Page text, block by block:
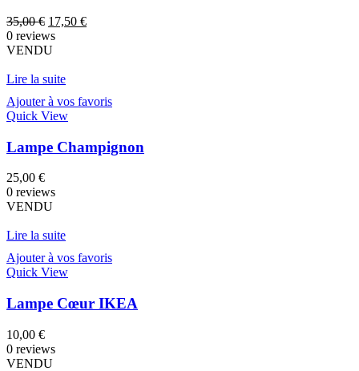
35,00€ Le
prix
initial
35,00 €.
17,50 €Le
0 reviews
VENDU
Lire la suite
Ajouter à vos favoris
Quick View
Lampe Champignon
25,00 €
0 reviews
VENDU
Lire la suite
Ajouter à vos favoris
Quick View
Lampe Cœur IKEA
10,00 €
0 reviews
VENDU